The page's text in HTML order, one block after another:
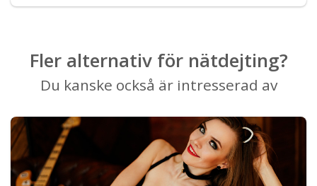
Fler alternativ för nätdejting?
Du kanske också är intresserad av